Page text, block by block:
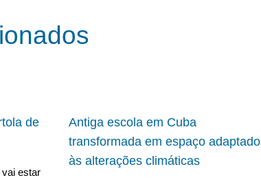
de
estar
Antiga escola em Cuba
transformada em espaço adaptado
às alterações climáticas